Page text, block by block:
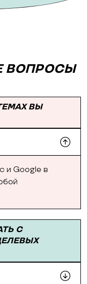
ВОПРОСЫ
ВЫ
и Google в
С